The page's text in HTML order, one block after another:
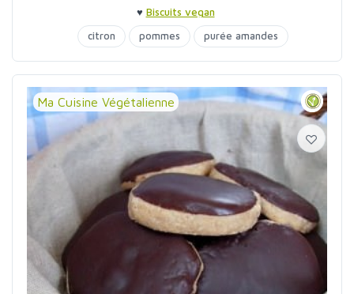
♥ Biscuits vegan
citron
pommes purée amandes
Ma Cuisine Végétalienne